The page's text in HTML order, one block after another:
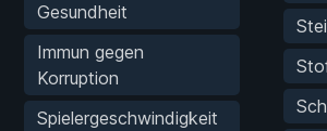
Gesundheit
Immun gegen
Korruption
Spielergeschwindigkeit